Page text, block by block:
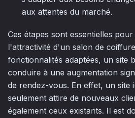
aux attentes du marché.
Ces étapes sont essentielles
l'attractivité d'un salon de
fonctionnalités adaptées, un site
conduire à une augmentation
de rendez-vous. En effet, un site
seulement attire de nouveaux
également ceux existants. Il est